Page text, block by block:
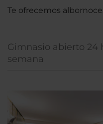
Te ofrecemos
Gimnasio abierto 24
semana